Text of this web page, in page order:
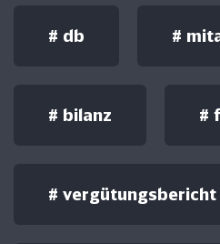
# db #
# bilanz #
# vergütungsbericht